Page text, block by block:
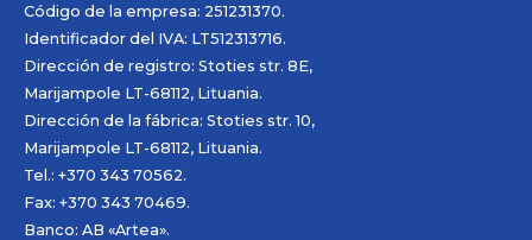
Código de la empresa: 251231370.
Identificador del IVA: LT512313716.
Dirección de registro: Stoties str. 8E,
Marijampole LT-68112, Lituania.
Dirección de la fábrica: Stoties str. 10,
Marijampole LT-68112, Lituania.
Tel.: +370 343 70562.
Fax: +370 343 70469.
Banco: AB «Artea».